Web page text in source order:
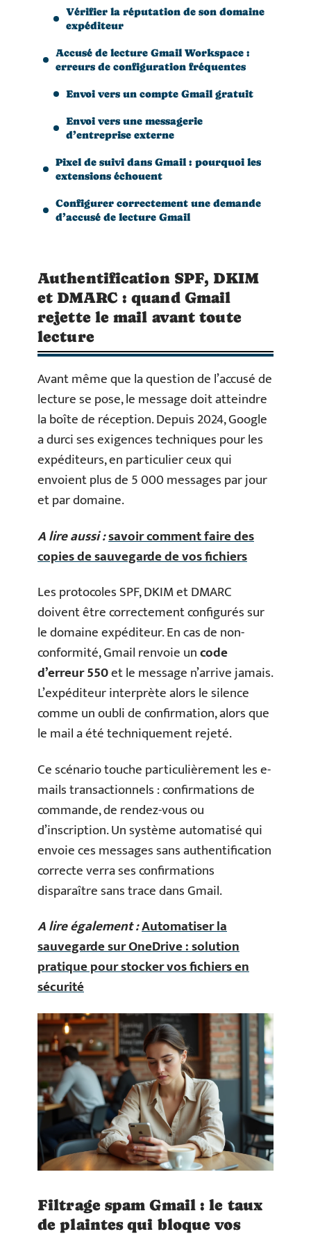
Vérifier la réputation de son domaine
expéditeur
Accusé de lecture Gmail Workspace :
erreurs de configuration fréquentes
Envoi vers un compte Gmail gratuit
Envoi vers une messagerie
d’entreprise externe
Pixel de suivi dans Gmail : pourquoi les
extensions échouent
Configurer correctement une demande
d’accusé de lecture Gmail
Authentification SPF, DKIM
et DMARC : quand Gmail
rejette le mail avant toute
lecture
Avant même que la question de l’accusé de
lecture se pose, le message doit atteindre
la boîte de réception. Depuis 2024, Google
a durci ses exigences techniques pour les
expéditeurs, en particulier ceux qui
envoient plus de 5 000 messages par jour
et par domaine.
A lire aussi :savoir comment faire des
copies de sauvegarde de vos fichiers
Les protocoles SPF, DKIM et DMARC
doivent être correctement configurés sur
le domaine expéditeur. En cas de non-
conformité, Gmail renvoie uncode
d’erreur 550et le message n’arrive jamais.
L’expéditeur interprète alors le silence
comme un oubli de confirmation, alors que
le mail a été techniquement rejeté.
Ce scénario touche particulièrement les e-
mails transactionnels : confirmations de
commande, de rendez-vous ou
d’inscription. Un système automatisé qui
envoie ces messages sans authentification
correcte verra ses confirmations
disparaître sans trace dans Gmail.
A lire également :Automatiser la
sauvegarde sur OneDrive : solution
pratique pour stocker vos fichiers en
sécurité
Filtrage spam Gmail : le taux
de plaintes qui bloque vos